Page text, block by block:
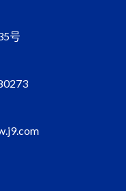
号